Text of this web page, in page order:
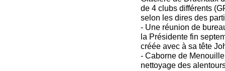
de 4 clubs différents
selon les dires des
- Une réunion de
la Présidente fin
créée avec à sa tête
- Caborne de
nettoyage des